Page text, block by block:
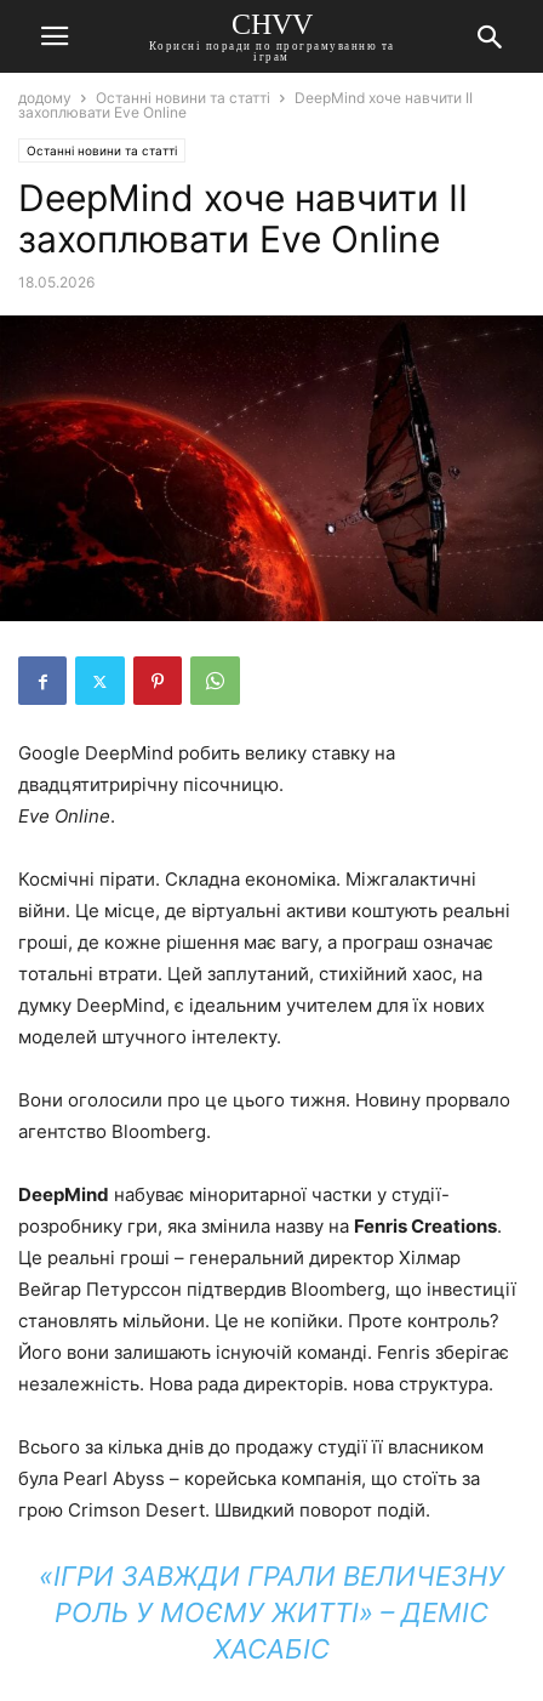
CHVV
Корисні поради по програмуванню та
іграм
додому Останні новини та статті
DeepMind хоче навчити ІІ
захоплювати Eve Online
Останні новини та статті
DeepMind хоче навчити ІІ
захоплювати Eve Online
18.05.2026
Google DeepMind робить велику ставку на
двадцятитрирічну пісочницю.
Eve Online.
Космічні пірати. Складна економіка. Міжгалактичні
війни. Це місце, де віртуальні активи коштують реальні
гроші, де кожне рішення має вагу, а програш означає
тотальні втрати. Цей заплутаний, стихійний хаос, на
думку DeepMind, є ідеальним учителем для їх нових
моделей штучного інтелекту.
Вони оголосили про це цього тижня. Новину прорвало
агентство Bloomberg.
DeepMind набуває міноритарної частки у студії-
розробнику гри, яка змінила назву на Fenris Creations.
Це реальні гроші – генеральний директор Хілмар
Вейгар Петурссон підтвердив Bloomberg, що інвестиції
становлять мільйони. Це не копійки. Проте контроль?
Його вони залишають існуючій команді. Fenris зберігає
незалежність. Нова рада директорів. нова структура.
Всього за кілька днів до продажу студії її власником
була Pearl Abyss – корейська компанія, що стоїть за
грою Crimson Desert. Швидкий поворот подій.
«ІГРИ ЗАВЖДИ ГРАЛИ ВЕЛИЧЕЗНУ
РОЛЬ У МОЄМУ ЖИТТІ» – ДЕМІС
ХАСАБІС